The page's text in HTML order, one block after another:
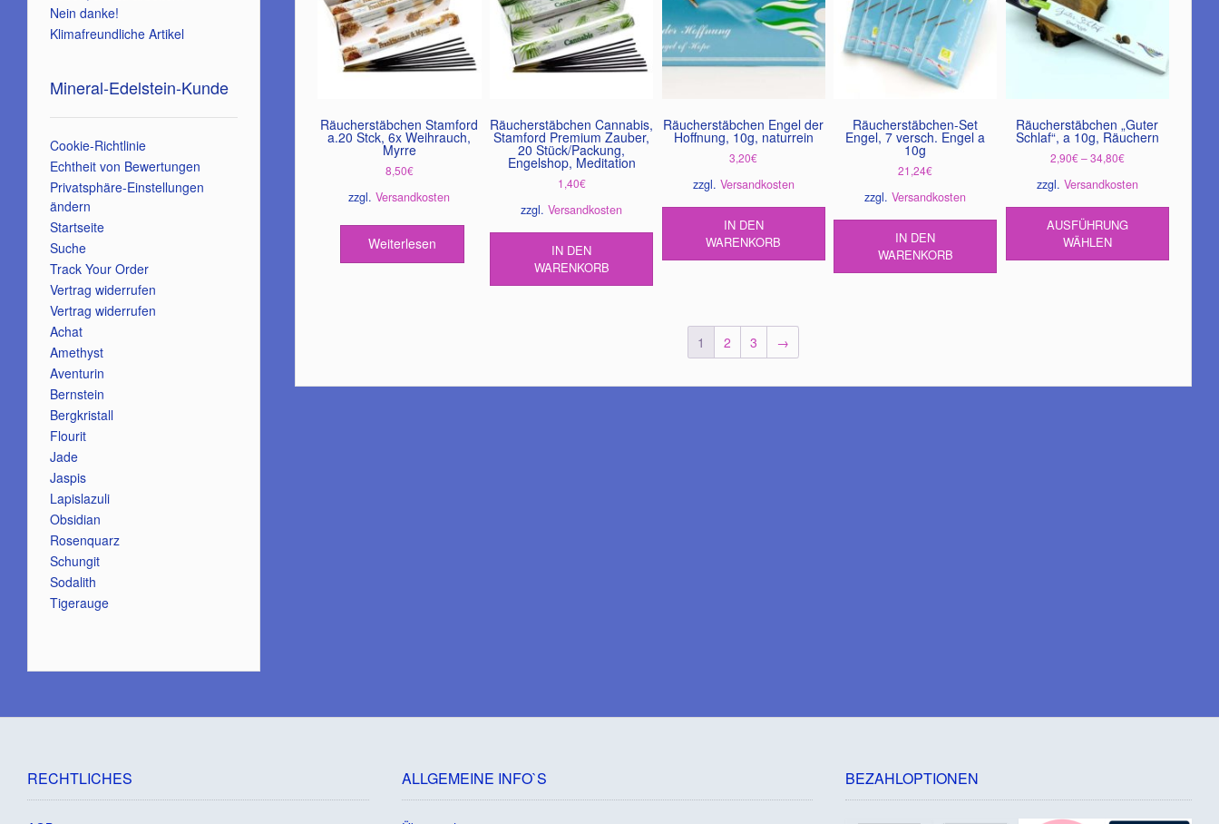
können
auf
der
Produktseite
Räucherstäbchen Stamford
a.20 Stck, 6x Weihrauch,
Myrre
8,50€
zzgl.Versandkosten
Weiterlesen
Räucherstäbchen Cannabis,
Stamford Premium Zauber,
20 Stück/Packung,
Engelshop, Meditation
1,40€
zzgl.Versandkosten
IN DEN
WARENKORB
Räucherstäbchen Engel der
Hoffnung, 10g, naturrein
3,20€
zzgl. Versandkosten
IN DEN
WARENKORB
Räucherstäbchen-Set
Engel, 7 versch. Engel a
10g
21,24€
zzgl.Versandkosten
IN DEN
WARENKORB
Räucherstäbchen „Guter
Schlaf“, a 10g, Räuchern
2,90€–34,80€
zzgl. Versandkosten
AUSFÜHRUNG
WÄHLEN
Dieses
mehrere
1 2 3 →
Nein danke!
Klimafreundliche Artikel
Mineral-Edelstein-Kunde
Cookie-Richtlinie
Echtheit von Bewertungen
Privatsphäre-Einstellungen
ändern
Startseite
Suche
Track Your Order
Vertrag widerrufen
Vertrag widerrufen
Achat
Amethyst
Aventurin
Bernstein
Bergkristall
Flourit
Jade
Jaspis
Lapislazuli
Obsidian
Rosenquarz
Schungit
Sodalith
Tigerauge
RECHTLICHES ALLGEMEINE INFO`S BEZAHLOPTIONEN